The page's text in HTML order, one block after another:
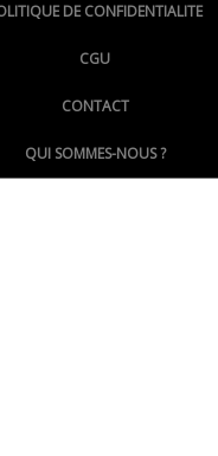
DE CONFIDENTIALITE
CGU
CONTACT
QUI SOMMES-NOUS ?